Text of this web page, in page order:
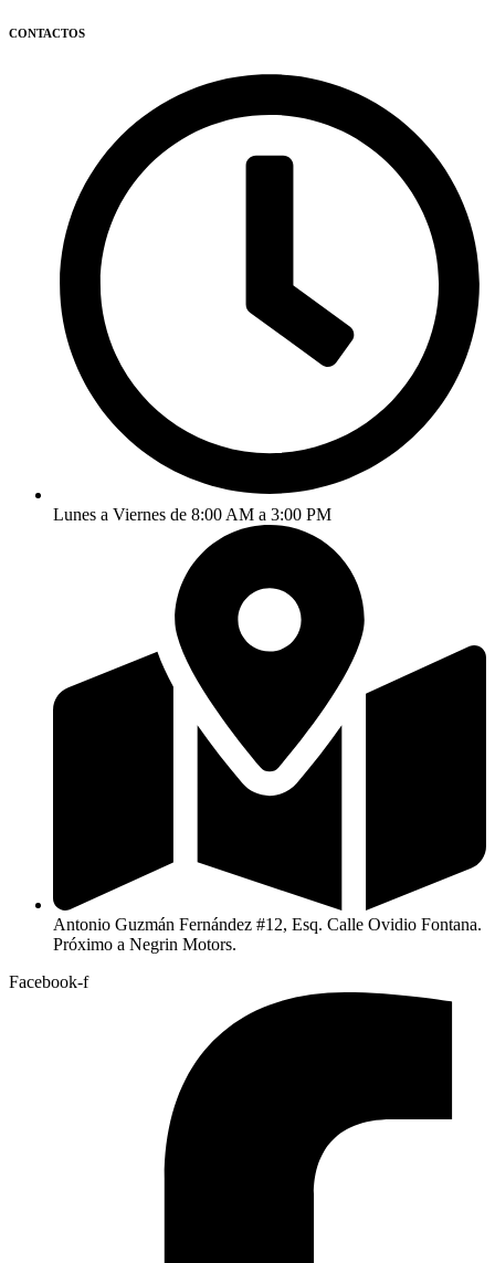
CONTACTOS
Lunes a Viernes de 8:00 AM a 3:00 PM
Antonio Guzmán Fernández #12, Esq. Calle Ovidio Fontana.
Próximo a Negrin Motors.
Facebook-f